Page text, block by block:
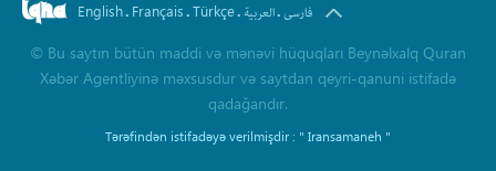
English. Français.Türkçe. العربیة.فارسی
© Bu saytın bütün maddi və mənəvi hüquqları Beynəlxalq Quran
Xəbər Agentliyinə məxsusdur və saytdan qeyri-qanuni istifadə
qadağandır.
Tərəfindən istifadəyə verilmişdir : " Iransamaneh "